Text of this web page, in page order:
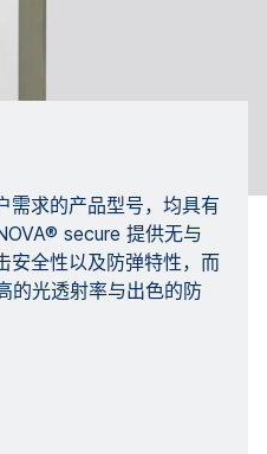
需求的产品型号，均具有
secure 提供无与
安全性以及防弹特性，而
的光透射率与出色的防